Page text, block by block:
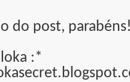
do post,
:*